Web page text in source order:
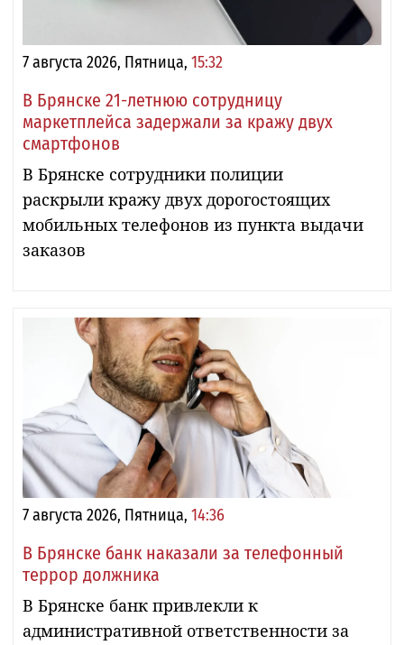
7 августа 2026, Пятница, 15:32
В Брянске 21-летнюю сотрудницу
маркетплейса задержали за кражу двух
смартфонов
В Брянске сотрудники полиции
раскрыли кражу двух дорогостоящих
мобильных телефонов из пункта выдачи
заказов
7 августа 2026, Пятница, 14:36
В Брянске банк наказали за телефонный
террор должника
В Брянске банк привлекли к
административной ответственности за